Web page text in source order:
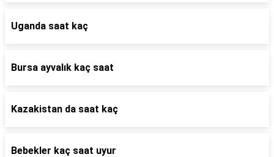
Uganda saat kaç
Bursa ayvalık kaç saat
Kazakistan da saat kaç
Bebekler kaç saat uyur